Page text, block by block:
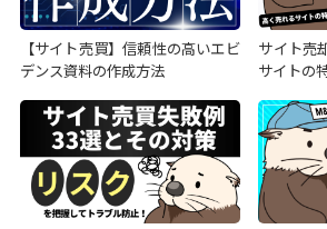
【サイト売買】信頼性の高いエビ
デンス資料の作成方法
サイト売
サイトの